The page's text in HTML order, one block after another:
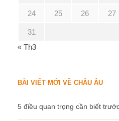
24 25 26 27
31
« Th3
BÀI VIẾT MỚI VỀ CHÂU ÂU
5 điều quan trọng cần biết